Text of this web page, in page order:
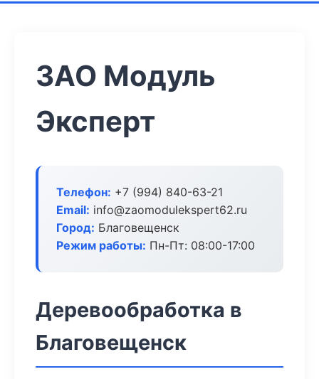
ЗАО Модуль
Эксперт
Телефон: +7 (994) 840-63-21
Email: info@zaomodulekspert62.ru
Город: Благовещенск
Режим работы: Пн-Пт: 08:00-17:00
Деревообработка в
Благовещенск